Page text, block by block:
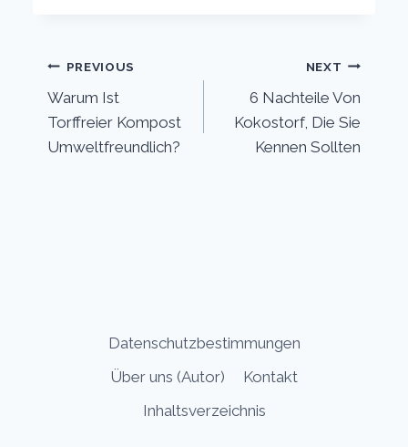
Post
navigation
PREVIOUS
Warum Ist
Torffreier Kompost
Umweltfreundlich?
NEXT
6 Nachteile Von
Kokostorf, Die Sie
Kennen Sollten
Datenschutzbestimmungen
Über uns (Autor)
Kontakt
Inhaltsverzeichnis